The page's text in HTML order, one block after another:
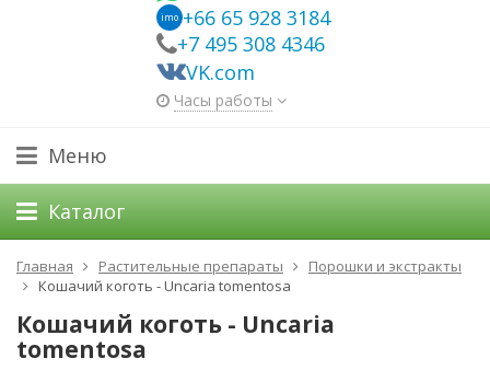
imo +66 65 928 3184
+7 495 308 4346
VK.com
Часы работы
Меню
Каталог
Главная Растительные препараты
Порошки и экстракты
Кошачий коготь - Uncaria tomentosa
Кошачий коготь - Uncaria
tomentosa